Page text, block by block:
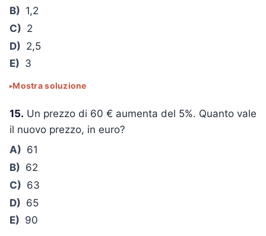
B) 1,2
C) 2
D) 2,5
E) 3
Mostra soluzione
15. Un prezzo di 60 € aumenta del 5%. Quanto vale
il nuovo prezzo, in euro?
A) 61
B) 62
C) 63
D) 65
E) 90